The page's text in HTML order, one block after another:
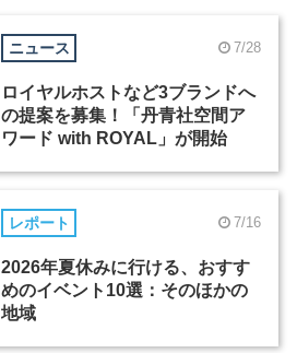
ニュース 7/28
ロイヤルホストなど3ブランドへ
の提案を募集！「丹青社空間ア
ワード with ROYAL」が開始
レポート 7/16
2026年夏休みに行ける、おすす
めのイベント10選：そのほかの
地域